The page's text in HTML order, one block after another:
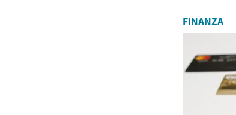
FINANZA